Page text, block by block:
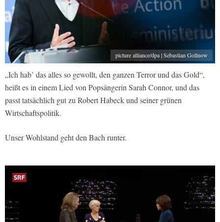
picture alliance/dpa | Sebastian Gollnow
„Ich hab’ das alles so gewollt, den ganzen Terror und das Gold“,
heißt es in einem Lied von Popsängerin Sarah Connor, und das
passt tatsächlich gut zu Robert Habeck und seiner grünen
Wirtschaftspolitik.
Unser Wohlstand geht den Bach runter.